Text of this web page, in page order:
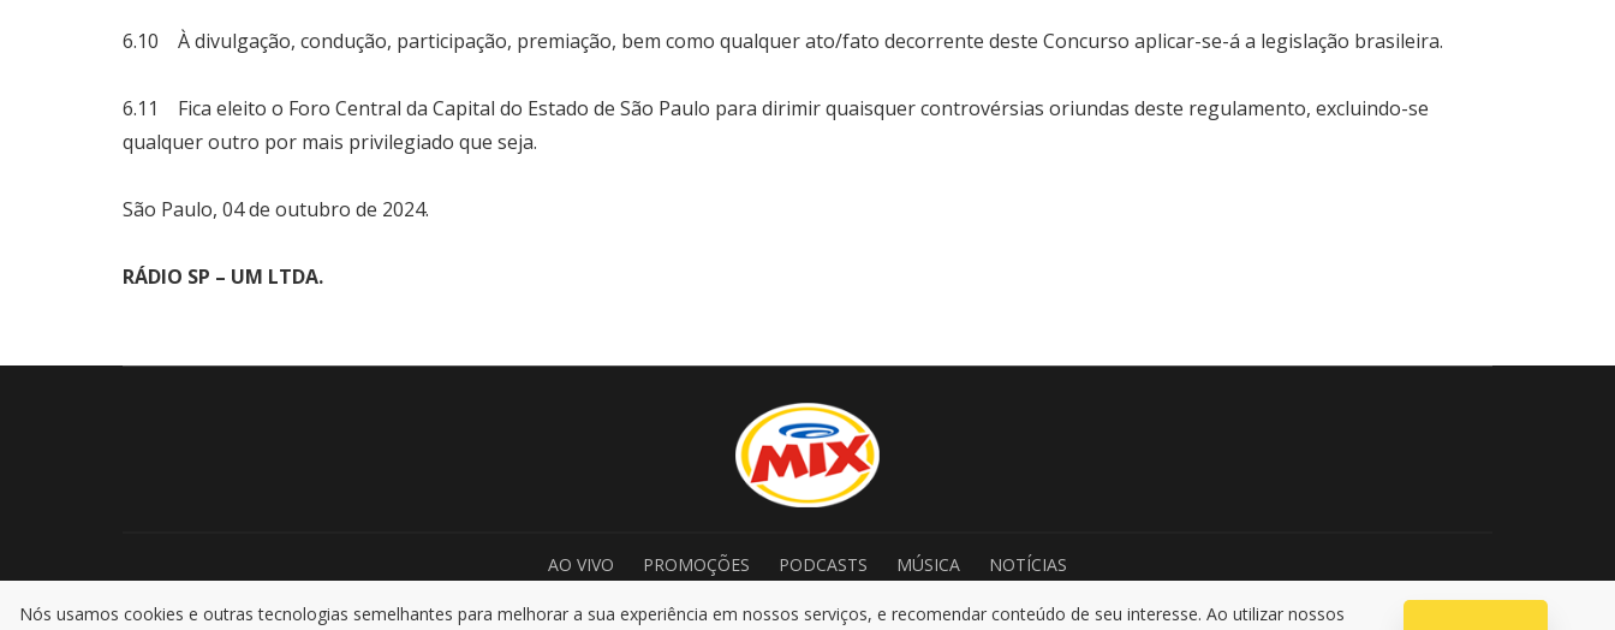
6.10 À divulgação, condução, participação, premiação, bem como qualquer ato/fato decorrente deste Concurso aplicar-se-á a legislação brasileira.
6.11 Fica eleito o Foro Central da Capital do Estado de São Paulo para dirimir quaisquer controvérsias oriundas deste regulamento, excluindo-se
qualquer outro por mais privilegiado que seja.
São Paulo, 04 de outubro de 2024.
RÁDIO SP – UM LTDA.
AO VIVO PROMOÇÕES PODCASTS MÚSICA NOTÍCIAS
Nós usamos cookies e outras tecnologias semelhantes para melhorar a sua experiência em nossos serviços, e recomendar conteúdo de seu interesse. Ao utilizar nossos